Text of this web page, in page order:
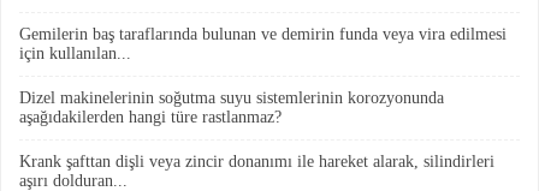
Gemilerin baş taraflarında bulunan ve demirin funda veya vira edilmesi
için kullanılan...
Dizel makinelerinin soğutma suyu sistemlerinin korozyonunda
aşağıdakilerden hangi türe rastlanmaz?
Krank şafttan dişli veya zincir donanımı ile hareket alarak, silindirleri
aşırı dolduran...